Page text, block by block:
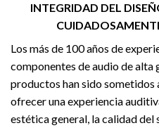
INTEGRIDAD DEL
Los más de 100 años de
componentes de audio de alta
productos han sido sometidos
ofrecer una experiencia
estética general, la calidad